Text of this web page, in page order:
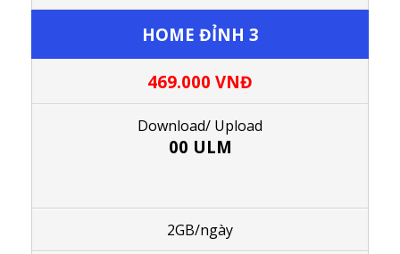
HOME ĐỈNH 3
469.000 VNĐ
Download/ Upload
00 ULM
2GB/ngày